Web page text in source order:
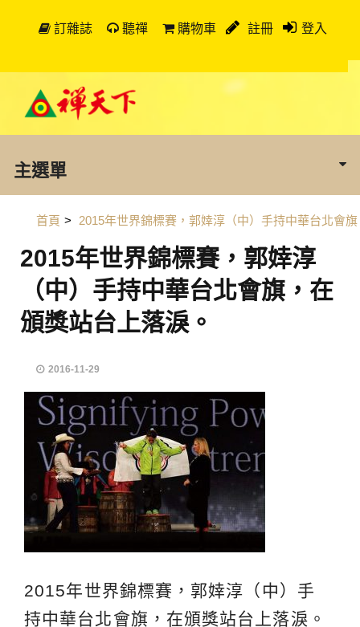
訂雜誌 聽禪 購物車 註冊 登入
主選單
首頁 > 2015年世界錦標賽，郭婞淳（中）手持中華台北會旗
2015年世界錦標賽，郭婞淳
（中）手持中華台北會旗，在
頒獎站台上落淚。
2016-11-29
2015年世界錦標賽，郭婞淳（中）手
持中華台北會旗，在頒獎站台上落淚。